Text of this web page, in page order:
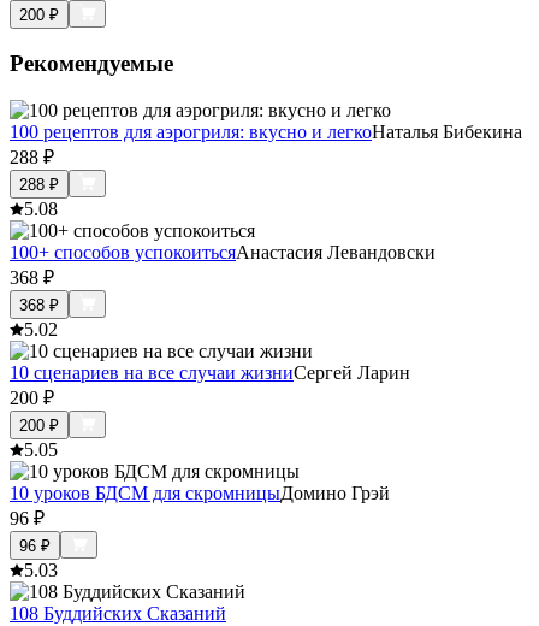
200 ₽
Рекомендуемые
100 рецептов для аэрогриля: вкусно и легкоНаталья Бибекина
288 ₽
288 ₽
5.08
100+ способов успокоитьсяАнастасия Левандовски
368 ₽
368 ₽
5.02
10 сценариев на все случаи жизниСергей Ларин
200 ₽
200 ₽
5.05
10 уроков БДСМ для скромницыДомино Грэй
96 ₽
96 ₽
5.03
108 Буддийских Сказаний